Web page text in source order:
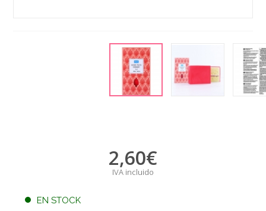
2,60€
IVA incluido
EN STOCK